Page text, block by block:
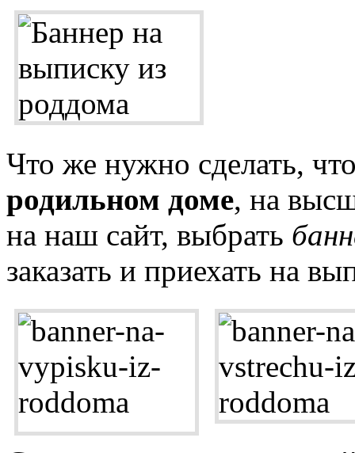
Что же нужно сделать,
родильном доме, на
на наш сайт, выбрать
заказать и приехать на